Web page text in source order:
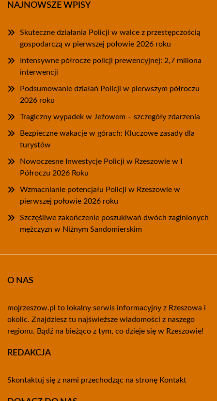
NAJNOWSZE WPISY
Skuteczne działania Policji w walce z przestępczością
gospodarczą w pierwszej połowie 2026 roku
Intensywne półrocze policji prewencyjnej: 2,7 miliona
interwencji
Podsumowanie działań Policji w pierwszym półroczu
2026 roku
Tragiczny wypadek w Jeżowem – szczegóły zdarzenia
Bezpieczne wakacje w górach: Kluczowe zasady dla
turystów
Nowoczesne Inwestycje Policji w Rzeszowie w I
Półroczu 2026 Roku
Wzmacnianie potencjału Policji w Rzeszowie w
pierwszej połowie 2026 roku
Szczęśliwe zakończenie poszukiwań dwóch zaginionych
mężczyzn w Niżnym Sandomierskim
O NAS
mojrzeszow.pl to lokalny serwis informacyjny z Rzeszowa i
okolic. Znajdziesz tu najświeższe wiadomości z naszego
regionu. Bądź na bieżąco z tym, co dzieje się w Rzeszowie!
REDAKCJA
Skontaktuj się z nami przechodząc na stronę Kontakt